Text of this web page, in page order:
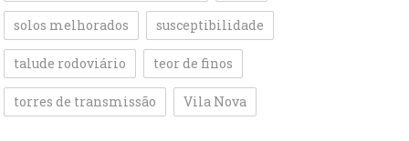
solos melhorados susceptibilidade
talude rodoviário teor de finos
torres de transmissão Vila Nova